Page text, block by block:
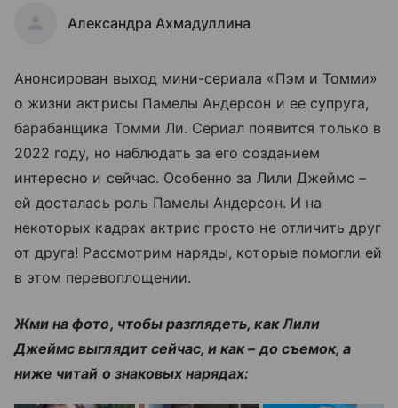
Александра Ахмадуллина
Анонсирован выход мини-сериала «Пэм и Томми»
о жизни актрисы Памелы Андерсон и ее супруга,
барабанщика Томми Ли. Сериал появится только в
2022 году, но наблюдать за его созданием
интересно и сейчас. Особенно за Лили Джеймс –
ей досталась роль Памелы Андерсон. И на
некоторых кадрах актрис просто не отличить друг
от друга! Рассмотрим наряды, которые помогли ей
в этом перевоплощении.
Жми на фото, чтобы разглядеть, как Лили
Джеймс выглядит сейчас, и как – до съемок, а
ниже читай о знаковых нарядах: